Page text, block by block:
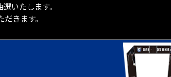
いたします。
きます。